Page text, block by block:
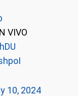
VIVO
10, 2024